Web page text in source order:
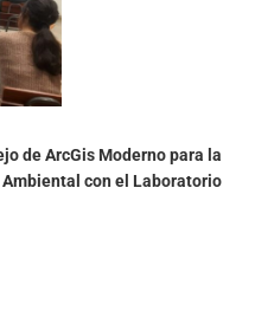
de ArcGis Moderno para la
con el Laboratorio